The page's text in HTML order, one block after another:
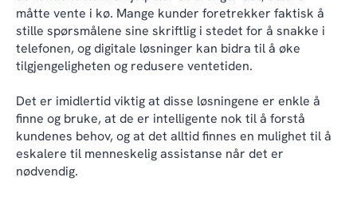
måtte vente i kø. Mange kunder foretrekker faktisk å
stille spørsmålene sine skriftlig i stedet for å snakke i
telefonen, og digitale løsninger kan bidra til å øke
tilgjengeligheten og redusere ventetiden.
Det er imidlertid viktig at disse løsningene er enkle å
finne og bruke, at de er intelligente nok til å forstå
kundenes behov, og at det alltid finnes en mulighet til å
eskalere til menneskelig assistanse når det er
nødvendig.